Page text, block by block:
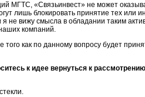
МГТС, «Связьинвест» не может
лишь блокировать принятие тех или
вижу смысла в обладании таким
компаний.
как по данному вопросу будет
к идее вернуться к